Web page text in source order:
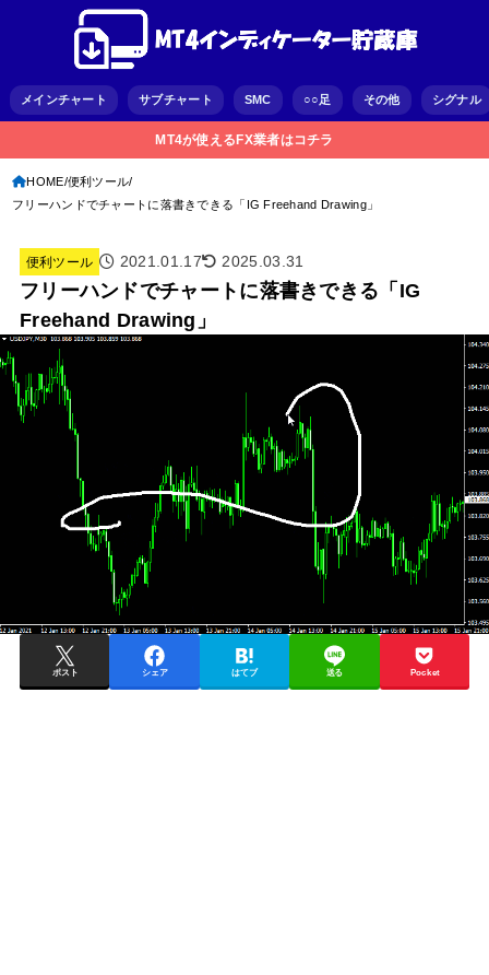
メインチャート サブチャート SMC ○○足 その他 シグナル
MT4が使えるFX業者はコチラ
HOME 便利ツール
フリーハンドでチャートに落書きできる「IG Freehand Drawing」
便利ツール 2021.01.17 2025.03.31
フリーハンドでチャートに落書きできる「IG
Freehand Drawing」
ポスト シェア はてブ 送る Pocket